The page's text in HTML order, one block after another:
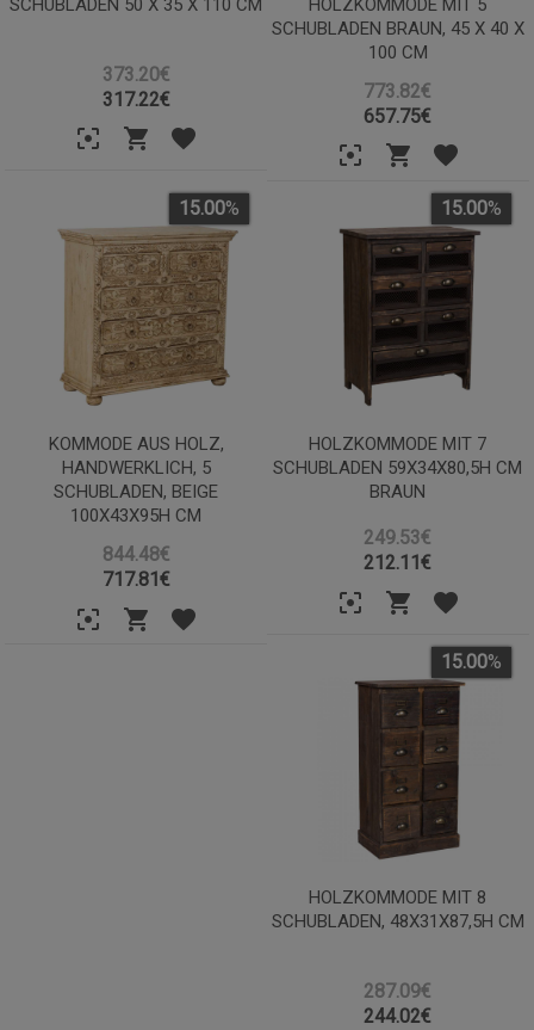
SCHUBLADEN 50 X 35 X 110 CM
373.20€
317.22€
HOLZKOMMODE MIT 5
SCHUBLADEN BRAUN, 45 X 40 X
100 CM
773.82€
657.75€
KOMMODE AUS HOLZ,
HANDWERKLICH, 5
SCHUBLADEN, BEIGE
100X43X95H CM
844.48€
15.00%
717.81 €
HOLZKOMMODE MIT 7
SCHUBLADEN 59X34X80,5H CM
BRAUN
249.53€
15.00%
212.11€
HOLZKOMMODE MIT 8
SCHUBLADEN, 48X31X87,5H CM
287.09€
15.00%
244.02€